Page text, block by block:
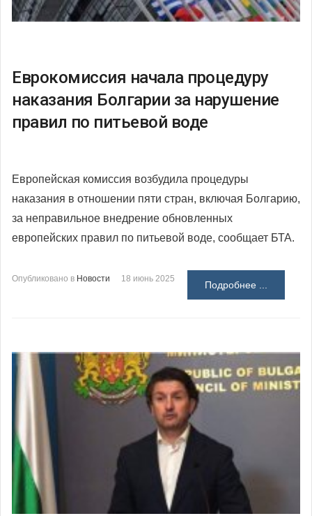
Еврокомиссия начала процедуру
наказания Болгарии за нарушение
правил по питьевой воде
Европейская комиссия возбудила процедуры
наказания в отношении пяти стран, включая Болгарию,
за неправильное внедрение обновленных
европейских правил по питьевой воде, сообщает БТА.
Опубликовано в Новости 18 июнь 2025
Подробнее ...